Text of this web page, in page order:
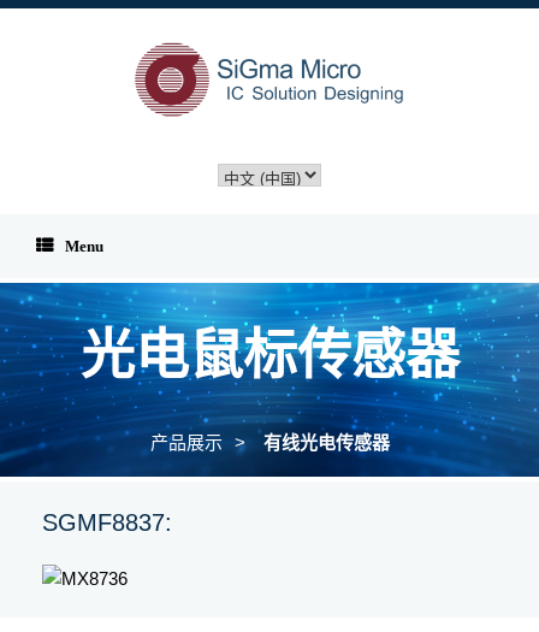
选
Menu
光电鼠标传感器
产品展示 有线光电传感器
SGMF8837: